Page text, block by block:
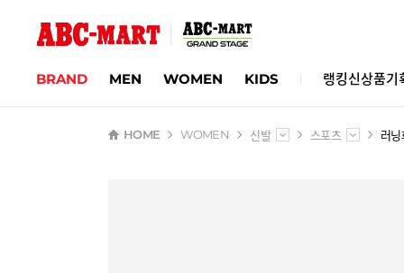
BRAND MEN WOMEN KIDS 랭킹신상품기
HOME WOMEN 신발 스포츠 러